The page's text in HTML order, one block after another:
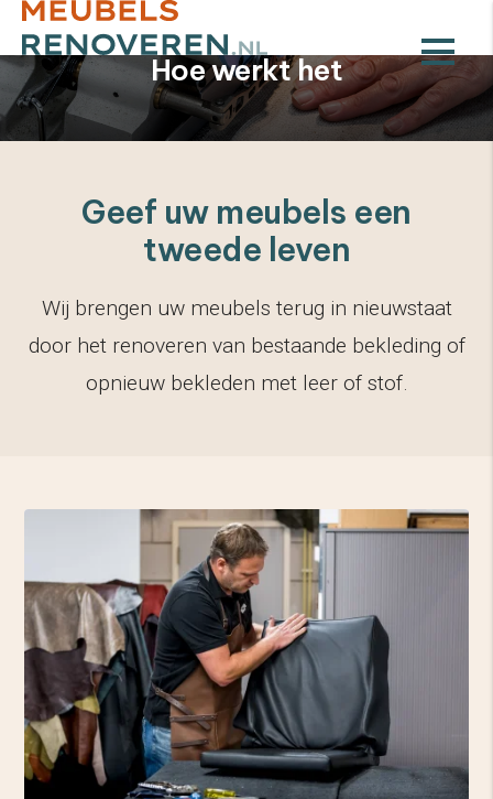
Hoe werkt het
Geef uw meubels een
tweede leven
Wij brengen uw meubels terug in nieuwstaat
door het renoveren van bestaande bekleding of
opnieuw bekleden met leer of stof.